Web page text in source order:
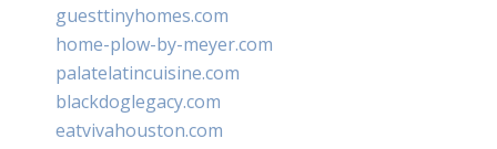
guesttinyhomes.com
home-plow-by-meyer.com
palatelatincuisine.com
blackdoglegacy.com
eatvivahouston.com